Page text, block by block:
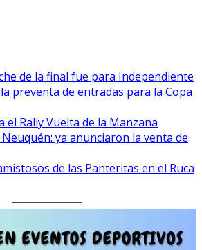
de la final fue para Independiente
preventa de entradas para la Copa
el Rally Vuelta de la Manzana
ya anunciaron la venta de
de las Panteritas en el Ruca